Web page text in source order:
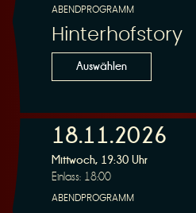
r
v
ABENDPROGRAMM
Hinterhofstory
Auswählen
18.11.2026
Mittwoch, 19:30 Uhr
Einlass: 18:00
ABENDPROGRAMM